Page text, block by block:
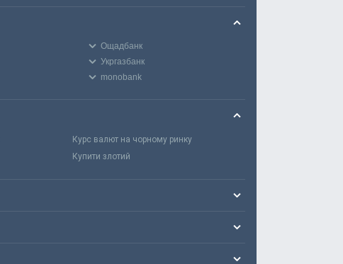
Ощадбанк
Укргазбанк
monobank
Курс валют на чорному ринку
Купити злотий